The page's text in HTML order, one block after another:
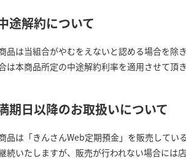
途解約について
品は当組合がやむをえないと認める場合を除
は本商品所定の中途解約利率を適用させて頂き
期日以降のお取扱いについて
品は「きんさんWeb定期預金」を販売してい
続いたしますが、販売が行われない場合には